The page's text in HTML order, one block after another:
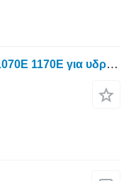
Συλλεκτική μηχανή John Deere 1070E 1170E για υδραυλική αντλία John Deere F071594 F678179